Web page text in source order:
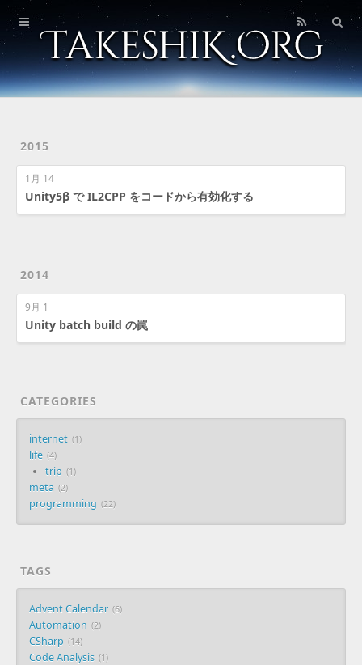
2015
1月 14
Unity5β で IL2CPP をコードから有効化する
2014
9月 1
Unity batch build の罠
CATEGORIES
internet 1
life 4
trip 1
meta 2
programming 22
TAGS
Advent Calendar 6
Automation 2
CSharp 14
Code Analysis 1
Home
Blog
About
Photos